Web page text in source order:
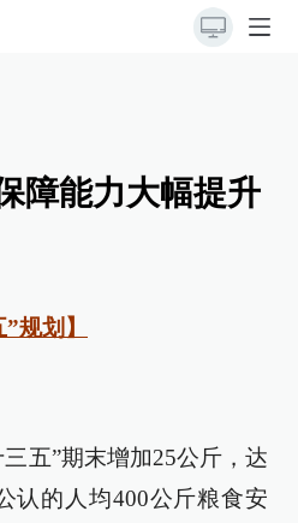
障能力大幅提升
规划】
五”期末增加25公斤，达
认的人均400公斤粮食安